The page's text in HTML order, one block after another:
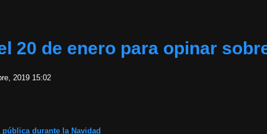
20 de enero para opinar
2019 15:02
durante la Navidad